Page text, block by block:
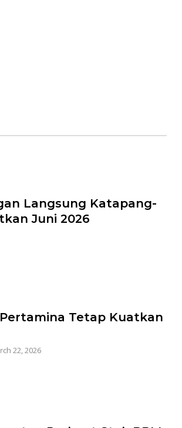
Langsung Katapang-
Juni 2026
Tetap Kuatkan
22, 2026